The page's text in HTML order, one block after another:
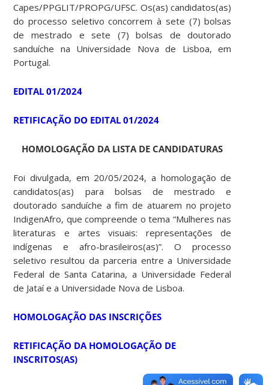
Capes/PPGLIT/PROPG/UFSC. Os(as) candidatos(as)
do processo seletivo concorrem à sete (7) bolsas
de mestrado e sete (7) bolsas de doutorado
sanduíche na Universidade Nova de Lisboa, em
Portugal.
EDITAL 01/2024
RETIFICAÇÃO DO EDITAL 01/2024
HOMOLOGAÇÃO DA LISTA DE CANDIDATURAS
Foi divulgada, em 20/05/2024, a homologação de
candidatos(as) para bolsas de mestrado e
doutorado sanduíche a fim de atuarem no projeto
IndigenAfro, que compreende o tema “Mulheres nas
literaturas e artes visuais: representações de
indígenas e afro-brasileiros(as)”. O processo
seletivo resultou da parceria entre a Universidade
Federal de Santa Catarina, a Universidade Federal
de Jataí e a Universidade Nova de Lisboa.
HOMOLOGAÇÃO DAS INSCRIÇÕES
RETIFICAÇÃO DA HOMOLOGAÇÃO DE
INSCRITOS(AS)